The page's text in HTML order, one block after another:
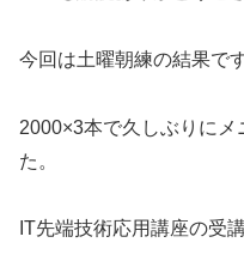
今回は土曜朝練の結果です
2000×3本で久しぶりに
た。
IT先端技術応用講座の受講